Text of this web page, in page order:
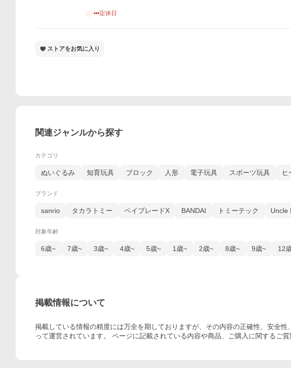
•••定休日
ストアをお気に入り
関連ジャンルから探す
カテゴリ
ぬいぐるみ 知育玩具 ブロック 人形 電子玩具 スポーツ玩具 ヒ
ブランド
sanrio タカラトミー ベイブレードX BANDAI トミーテック Uncle
対象年齢
6歳~ 7歳~ 3歳~ 4歳~ 5歳~ 1歳~ 2歳~ 8歳~ 9歳~ 12
掲載情報について
掲載している情報の精度には万全を期しておりますが、その内容の正確性、安全
って運営されています。 ページに記載されている内容や商品、ご購入 に関するご